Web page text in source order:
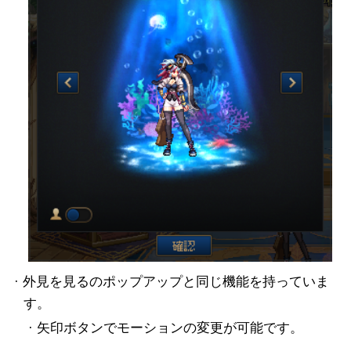
· 外見を見るのポップアップと同じ機能を持っていま
す。
· 矢印ボタンでモーションの変更が可能です。